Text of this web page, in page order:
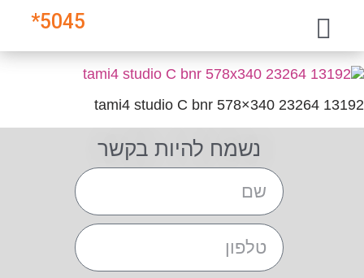
5045
*
13192 23264 tami4 studio C bnr 578×340
נשמח להיות בקשר